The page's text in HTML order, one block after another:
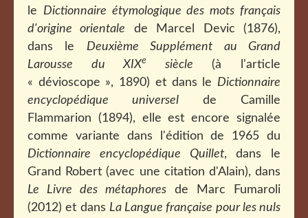
le Dictionnaire étymologique des mots français
d'origine orientale de Marcel Devic (1876),
dans le Deuxième Supplément au Grand
Larousse du XIXe siècle (à l'article
« dévioscope », 1890) et dans le Dictionnaire
encyclopédique universel de Camille
Flammarion (1894), elle est encore signalée
comme variante dans l'édition de 1965 du
Dictionnaire encyclopédique Quillet, dans le
Grand Robert (avec une citation d'Alain), dans
Le Livre des métaphores de Marc Fumaroli
(2012) et dans La Langue française pour les nuls